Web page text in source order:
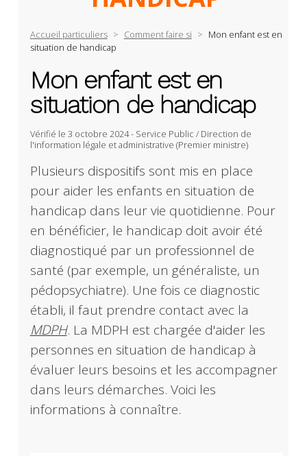
Accueil particuliers > Comment faire si > Mon enfant est en
situation de handicap
Mon enfant est en
situation de handicap
Vérifié le 3 octobre 2024- Service Public / Direction de
l'information légale et administrative (Premier ministre)
Plusieurs dispositifs sont mis en place
pour aider les enfants en situation de
handicap dans leur vie quotidienne. Pour
en bénéficier, le handicap doit avoir été
diagnostiqué par un professionnel de
santé (par exemple, un généraliste, un
pédopsychiatre). Une fois ce diagnostic
établi, il faut prendre contact avec la
MDPH. La MDPH est chargée d'aider les
personnes en situation de handicap à
évaluer leurs besoins et les accompagner
dans leurs démarches. Voici les
informations à connaître.